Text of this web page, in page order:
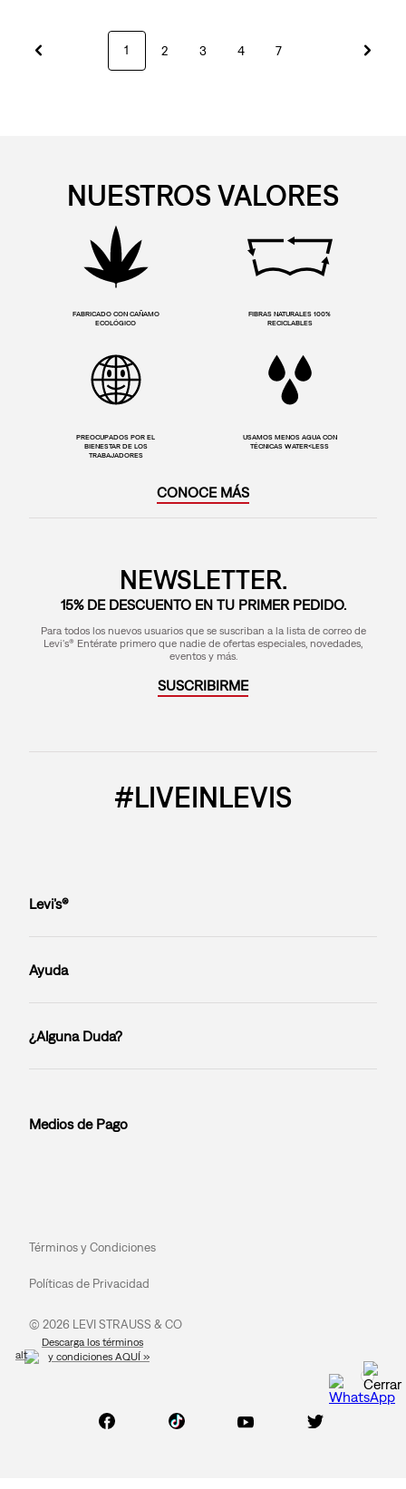
1 2 3 4 7
NUESTROS VALORES
FABRICADO CON CAÑAMO
ECOLÓGICO
FIBRAS NATURALES 100%
RECICLABLES
PREOCUPADOS POR EL
BIENESTAR DE LOS
TRABAJADORES
USAMOS MENOS AGUA CON
TÉCNICAS WATER<LESS
CONOCE MÁS
NEWSLETTER.
15% DE DESCUENTO EN TU PRIMER PEDIDO.
Para todos los nuevos usuarios que se suscriban a la lista de correo de
Levi's® Entérate primero que nadie de ofertas especiales, novedades,
eventos y más.
SUSCRIBIRME
#LIVEINLEVIS
Levi’s®
Ayuda
¿Alguna Duda?
Medios de Pago
Términos y Condiciones
Políticas de Privacidad
© 2026 LEVI STRAUSS & CO
Descarga los términos
y condiciones AQUÍ »